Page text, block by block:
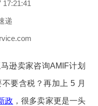
跨境财税合规监管力
企业强制核验货物关
17:21:41
递
逊卖家咨询AMIF计划
要含税？再加上 5 月
政 ，很多卖家更是一头